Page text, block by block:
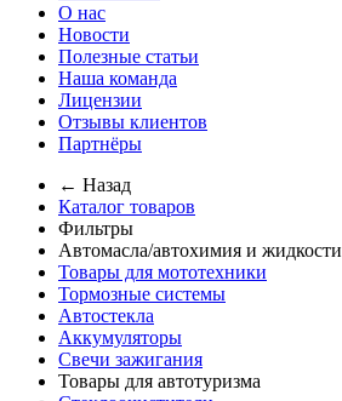
О нас
Новости
Полезные статьи
Наша команда
Лицензии
Отзывы клиентов
Партнёры
← Назад
Каталог товаров
Фильтры
Автомасла/автохимия и жидкости
Товары для мототехники
Тормозные системы
Автостекла
Аккумуляторы
Свечи зажигания
Товары для автотуризма